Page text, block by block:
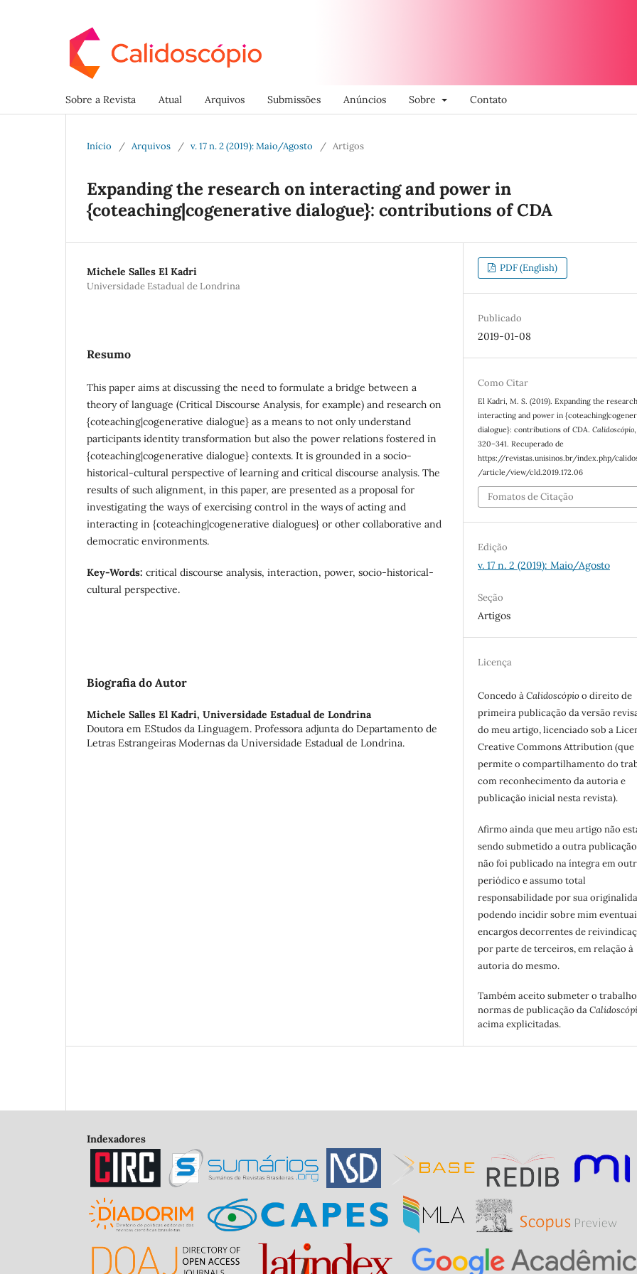
Sobre a Revista Atual Arquivos Submissões Anúncios Sobre Contato
Início / Arquivos / v. 17 n. 2 (2019): Maio/Agosto / Artigos
Expanding the research on interacting and power in
{coteaching|cogenerative dialogue}: contributions of CDA
Michele Salles El Kadri
Universidade Estadual de Londrina
Resumo
This paper aims at discussing the need to formulate a bridge between a
theory of language (Critical Discourse Analysis, for example) and research on
{coteaching|cogenerative dialogue} as a means to not only understand
participants identity transformation but also the power relations fostered in
{coteaching|cogenerative dialogue} contexts. It is grounded in a socio-
historical-cultural perspective of learning and critical discourse analysis. The
results of such alignment, in this paper, are presented as a proposal for
investigating the ways of exercising control in the ways of acting and
interacting in {coteaching|cogenerative dialogues} or other collaborative and
democratic environments.
Key-Words: critical discourse analysis, interaction, power, socio-historical-
cultural perspective.
Biografia do Autor
Michele Salles El Kadri, Universidade Estadual de Londrina
Doutora em EStudos da Linguagem. Professora adjunta do Departamento de
Letras Estrangeiras Modernas da Universidade Estadual de Londrina.
PDF (English)
Publicado
2019-01-08
Como Citar
El Kadri, M. S. (2019). Expanding the
interacting and power in
dialogue}: contributions of CDA.Calidoscópio
320–341. Recuperado de
https://revistas.unisinos.br/index.php/
/article/view/cld.2019.172.06
Fomatos de Citação
Edição
v. 17 n. 2 (2019): Maio/Agosto
Seção
Artigos
Licença
Concedo àCalidoscópioo direito de
primeira publicação da versão
do meu artigo, licenciado sob a
Creative Commons Attribution (que
permite o compartilhamento do
com reconhecimento da autoria e
publicação inicial nesta revista).
Afirmo ainda que meu artigo não
sendo submetido a outra
não foi publicado na íntegra em
periódico e assumo total
responsabilidade por sua
podendo incidir sobre mim
encargos decorrentes de
por parte de terceiros, em relação à
autoria do mesmo.
Também aceito submeter o
normas de publicação da
acima explicitadas.
Indexadores